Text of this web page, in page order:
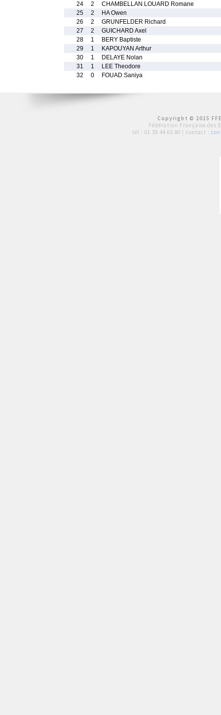
24
2
CHAMBELLAN LOUARD Romane
25
2
HA Owen
26
2
GRUNFELDER Richard
27
2
GUICHARD Axel
28
1
BERY Baptiste
29
1
KAPOUYAN Arthur
30
1
DELAYE Nolan
31
1
LEE Theodore
32
0 FOUAD Saniya
Copyright © 2015
Fédération Française des
tél : 01 39 44 65 80 | contact :